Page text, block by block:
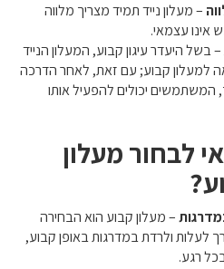
– מעלון נייד תמיד מצריך מלווה
אינו עצמאי.
– בשל היעדר עיגון קבוע, המעלון הנייד
למעלון קבוע; עם זאת, לאחר הדרכה
יכולים להפעיל אותו
לבחור מעלון
– מעלון קבוע הוא הבחירה
לעלות ולרדת במדרגות באופן קבוע,
רגע.